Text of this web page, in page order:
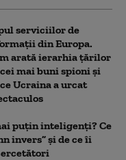
serviciilor de
din Europa.
arată ierarhia țărilor
mai buni spioni și
Ucraina a urcat
puțin inteligenți? Ce
invers” și de ce îi